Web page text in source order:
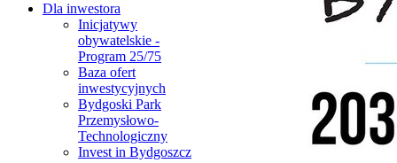
Dla inwestora
Inicjatywy
obywatelskie -
Program 25/75
Baza ofert
inwestycyjnych
Bydgoski Park
Przemysłowo-
Technologiczny
Invest in Bydgoszcz